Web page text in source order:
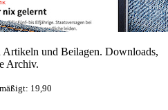
Artikeln und Beilagen. Downloads,
Archiv.
19,90